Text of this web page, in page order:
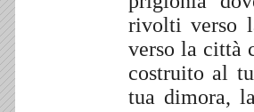
rivolti verso
verso la città
costruito al
tua dimora,